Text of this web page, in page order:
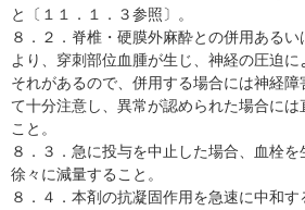
と〔１１．１．３参照〕。
８．２．脊椎・硬膜外麻酔との併用ある
より、穿刺部位血腫が生じ、神経の圧迫
それがあるので、併用する場合には神経
て十分注意し、異常が認められた場合には
こと。
８．３．急に投与を中止した場合、血栓
徐々に減量すること。
８．４．本剤の抗凝固作用を急速に中和